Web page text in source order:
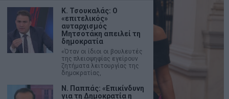
Κ. Τσουκαλάς: O
«επιτελικός»
αυταρχισμός
Μητσοτάκη απειλεί τη
δημοκρατία
«Όταν οι ίδιοι οι βουλευτές
της πλειοψηφίας εγείρουν
ζητήματα λειτουργίας της
δημοκρατίας,
Ν. Παππάς: «Επικίνδυνη
για τη Δημοκρατία η